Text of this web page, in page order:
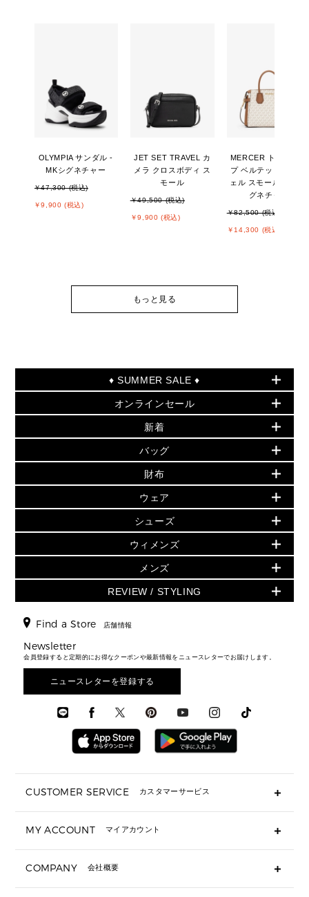
OLYMPIA サンダル -
MKシグネチャー
￥47,300 (税込)
￥9,900 (税込)
JET SET TRAVEL カ
メラ クロスボディ ス
モール
￥49,500 (税込)
￥9,900 (税込)
MERCER トップジッ
プ ベルテッド サッチ
ェル スモール - MKシ
グネチャー
￥82,500 (税込)
￥14,300 (税込)
もっと見る
♦ SUMMER SALE ♦
セールおすすめアイテム
▶ ウィメンズ
バッグ
小物
シューズ・靴
ウェア
アクセサリー
時計
▶ メンズ
バッグ
ウェア
アクセサリー
オンラインセール
PRODUCT OF THE MONTH - 今月の特別価格
再値下げアイテム
追加アイテム
▶ ウィメンズすべて(ウェア・シューズ除く)
バッグ
財布・小物
ウェア
シューズ
時計・ジュエリー
アクセサリー
メンズ バッグ
メンズ 財布・小物
メンズ シューズ
メンズ ウェア
メンズ 時計・その他
新着
夏のスタイル
▶ すべて
▶ ウィメンズすべて
財布・小物
アクセサリー
フレグランス
シューズ
▶ メンズすべて
メンズ財布・小物
メンズアクセサリー
メンズウェア
バッグ
人気の定番アイテム
日本限定 - バッグ
▶ ウィメンズすべて
トートバッグ
ショルダーバッグ
クロスボディ・斜め掛け
トラベル
3 IN 1 / 2 IN 1 バッグ
▶ メンズすべて
財布
日本限定 - 財布・小物
▶ ウィメンズすべて
GREENWICH
折り財布(二つ折り・三つ折り)
長財布
▶ メンズすべて
ウェア
▶ ウィメンズすべて
トップス
スカート・パンツ
ジャケット・アウター
▶ メンズすべて
シューズ
▶ ウィメンズすべて
サンダル
スニーカー
▶ メンズすべて
ウィメンズ
人気の定番アイテム
▶ ウィメンズすべて
▶ バッグすべて
通勤・通学アイテム
3 IN 1 バッグ
ミニ財布・フラグメントケース
▶ 小物すべて
定期ケース・カードケース・名刺入れ
メンズ
▶ メンズすべて
財布・小物
時計・ジュエリー
アクセサリー
REVIEW / STYLING
エディターレビュー
Find a Store 店舗情報
Newsletter
会員登録すると定期的にお得なクーポンや最新情報をニュースレターでお届けします。
ニュースレターを登録する
CUSTOMER SERVICE カスタマーサービス
ギフト用にラッピングができますか？
ショッピングバッグを購入商品分送ってもらえますか？
注文後に完了メールが受信できないのですが？
MY ACCOUNT マイアカウント
COMPANY 会社概要